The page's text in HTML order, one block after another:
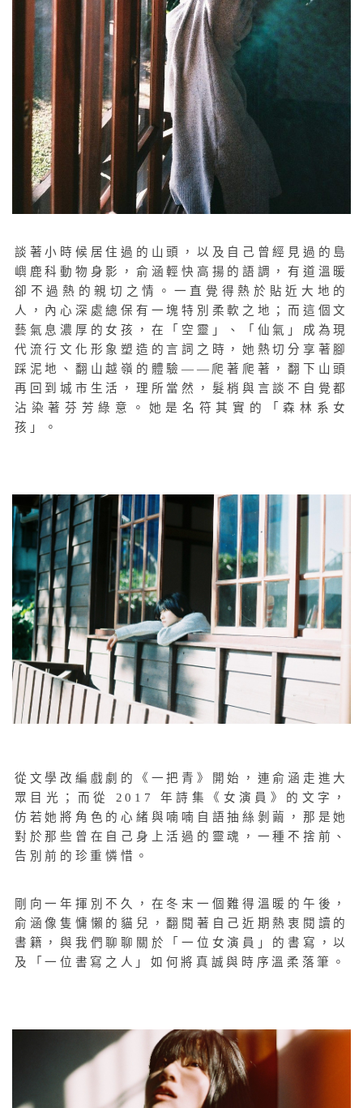
談著小時候居住過的山頭，以及自己曾經見過的島
嶼鹿科動物身影，俞涵輕快高揚的語調，有道溫暖
卻不過熱的親切之情。一直覺得熱於貼近大地的
人，內心深處總保有一塊特別柔軟之地；而這個文
藝氣息濃厚的女孩，在「空靈」、「仙氣」成為現
代流行文化形象塑造的言詞之時，她熱切分享著腳
踩泥地、翻山越嶺的體驗——爬著爬著，翻下山頭
再回到城市生活，理所當然，髮梢與言談不自覺都
沾染著芬芳綠意。她是名符其實的「森林系女
孩」。
從文學改編戲劇的《一把青》開始，連俞涵走進大
眾目光；而從 2017 年詩集《女演員》的文字，
仿若她將角色的心緒與喃喃自語抽絲剝繭，那是她
對於那些曾在自己身上活過的靈魂，一種不捨前、
告別前的珍重憐惜。
剛向一年揮別不久，在冬末一個難得溫暖的午後，
俞涵像隻慵懶的貓兒，翻閱著自己近期熱衷閱讀的
書籍，與我們聊聊關於「一位女演員」的書寫，以
及「一位書寫之人」如何將真誠與時序溫柔落筆。